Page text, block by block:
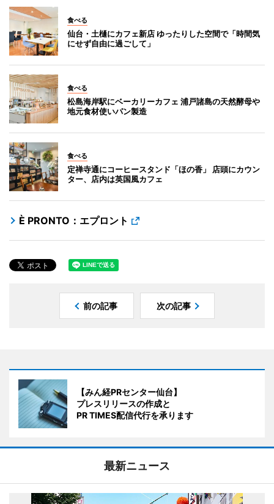
食べる
仙台・土樋にカフェ新店 ゆったりした空間で「時間気
にせず自由に過ごして」
食べる
松島海岸駅にベーカリーカフェ 浦戸諸島の天然酵母や
地元食材使いパン製造
食べる
定禅寺通にコーヒースタンド「ほの香」 店頭にカウン
ター、店内は英国風カフェ
È PRONTO：エプロント
前の記事 次の記事
【みん経PRセンター仙台】
プレスリリースの作成と
PR TIMES配信代行を承ります
最新ニュース